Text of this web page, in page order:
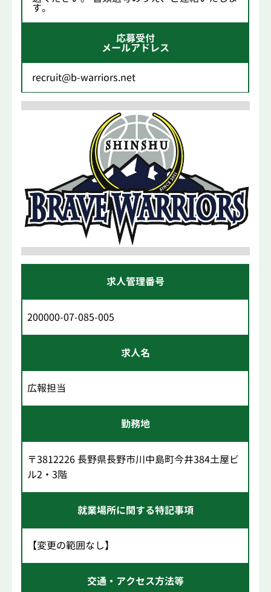
す。
応募受付
メールアドレス
recruit@b-warriors.net
求人管理番号
200000-07-085-005
求人名
広報担当
勤務地
〒3812226 長野県長野市川中島町今井384土屋ビ
ル2・3階
就業場所に関する特記事項
【変更の範囲なし】
交通・アクセス方法等